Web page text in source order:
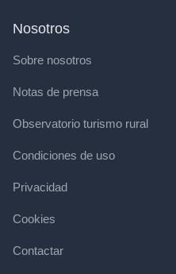
Nosotros
Sobre nosotros
Notas de prensa
Observatorio turismo rural
Condiciones de uso
Privacidad
Cookies
Contactar